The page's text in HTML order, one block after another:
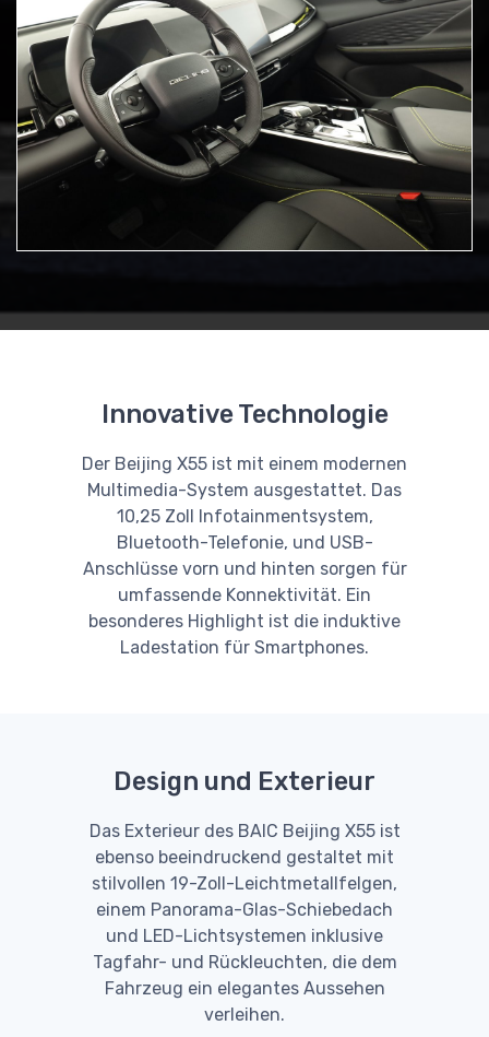
Innovative Technologie
Der Beijing X55 ist mit einem modernen
Multimedia-System ausgestattet. Das
10,25 Zoll Infotainmentsystem,
Bluetooth-Telefonie, und USB-
Anschlüsse vorn und hinten sorgen für
umfassende Konnektivität. Ein
besonderes Highlight ist die induktive
Ladestation für Smartphones.
Design und Exterieur
Das Exterieur des BAIC Beijing X55 ist
ebenso beeindruckend gestaltet mit
stilvollen 19-Zoll-Leichtmetallfelgen,
einem Panorama-Glas-Schiebedach
und LED-Lichtsystemen inklusive
Tagfahr- und Rückleuchten, die dem
Fahrzeug ein elegantes Aussehen
verleihen.